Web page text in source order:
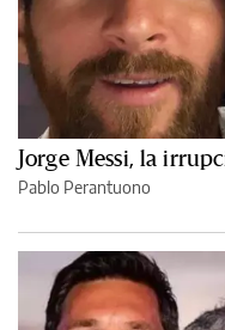
Jorge Messi, la
Pablo Perantuono